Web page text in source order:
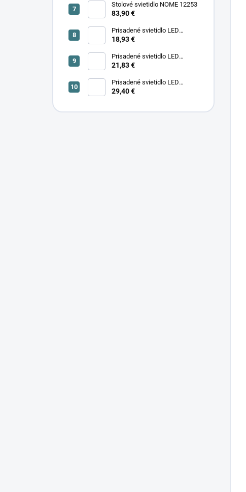
Stolové svietidlo NOME 12253
83,90 €
Prisadené svietidlo LED
18,93 €
Prisadené svietidlo LED
SONOR CCT UP 6W B 24365
21,83 €
Prisadené svietidlo LED
29,40 €